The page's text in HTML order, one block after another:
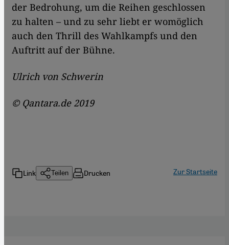
der Bedrohung, um die Reihen geschlossen
zu halten – und zu sehr liebt er womöglich
auch den Thrill des Wahlkampfs und den
Auftritt auf der Bühne.
Ulrich von Schwerin
© Qantara.de 2019
Link Teilen Drucken Zur Startseite